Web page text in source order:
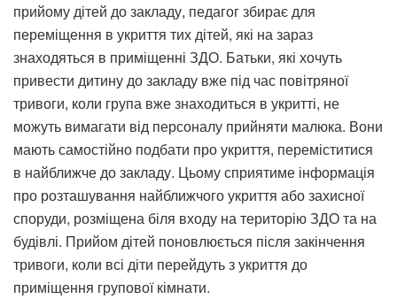
прийому дітей до закладу, педагог збирає для
переміщення в укриття тих дітей, які на зараз
знаходяться в приміщенні ЗДО. Батьки, які хочуть
привести дитину до закладу вже під час повітряної
тривоги, коли група вже знаходиться в укритті, не
можуть вимагати від персоналу прийняти малюка. Вони
мають самостійно подбати про укриття, переміститися
в найближче до закладу. Цьому сприятиме інформація
про розташування найближчого укриття або захисної
споруди, розміщена біля входу на територію ЗДО та на
будівлі. Прийом дітей поновлюється після закінчення
тривоги, коли всі діти перейдуть з укриття до
приміщення групової кімнати.